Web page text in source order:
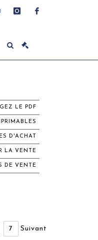
LE PDF
D'ACHAT
LA VENTE
DE VENTE
7 Suivant